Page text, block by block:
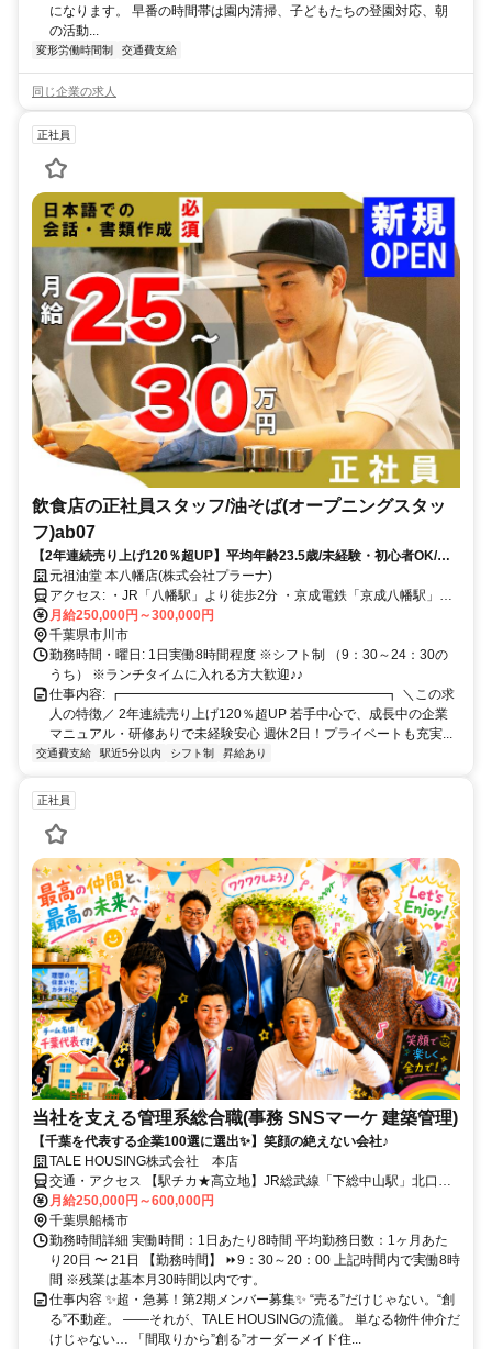
になります。 早番の時間帯は園内清掃、子どもたちの登園対応、朝
の活動...
変形労働時間制 交通費支給
同じ企業の求人
正社員
飲食店の正社員スタッフ/油そば(オープニングスタッ
フ)ab07
【2年連続売り上げ120％超UP】平均年齢23.5歳/未経験・初心者OK/他
業界の方も多数活躍中
元祖油堂 本八幡店(株式会社プラーナ)
アクセス: ・JR「八幡駅」より徒歩2分 ・京成電鉄「京成八幡駅」よ
り徒歩3分 ・駅チカ！
月給250,000円～300,000円
千葉県市川市
勤務時間・曜日: 1日実働8時間程度 ※シフト制 （9：30～24：30の
うち） ※ランチタイムに入れる方大歓迎♪♪
仕事内容: ┏━━━━━━━━━━━━━━━━━━━━┓ ＼この求
人の特徴／ 2年連続売り上げ120％超UP 若手中心で、成長中の企業
マニュアル・研修ありで未経験安心 週休2日！プライベートも充実...
交通費支給 駅近5分以内 シフト制 昇給あり
正社員
当社を支える管理系総合職(事務 SNSマーケ 建築管理)
【千葉を代表する企業100選に選出✨】笑顔の絶えない会社♪
TALE HOUSING株式会社 本店
交通・アクセス 【駅チカ★高立地】JR総武線「下総中山駅」北口よ
り徒歩30秒
月給250,000円～600,000円
千葉県船橋市
勤務時間詳細 実働時間：1日あたり8時間 平均勤務日数：1ヶ月あた
り20日 〜 21日 【勤務時間】 ⏩9：30～20：00 上記時間内で実働8時
間 ※残業は基本月30時間以内です。
仕事内容 ✨超・急募！第2期メンバー募集✨ “売る”だけじゃない。“創
る”不動産。 ――それが、TALE HOUSINGの流儀。 単なる物件仲介だ
けじゃない… 「間取りから”創る”オーダーメイド住...